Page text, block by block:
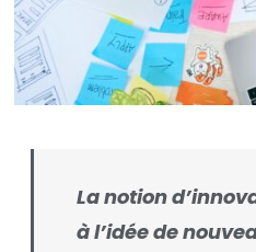
La notion
à l’idée de